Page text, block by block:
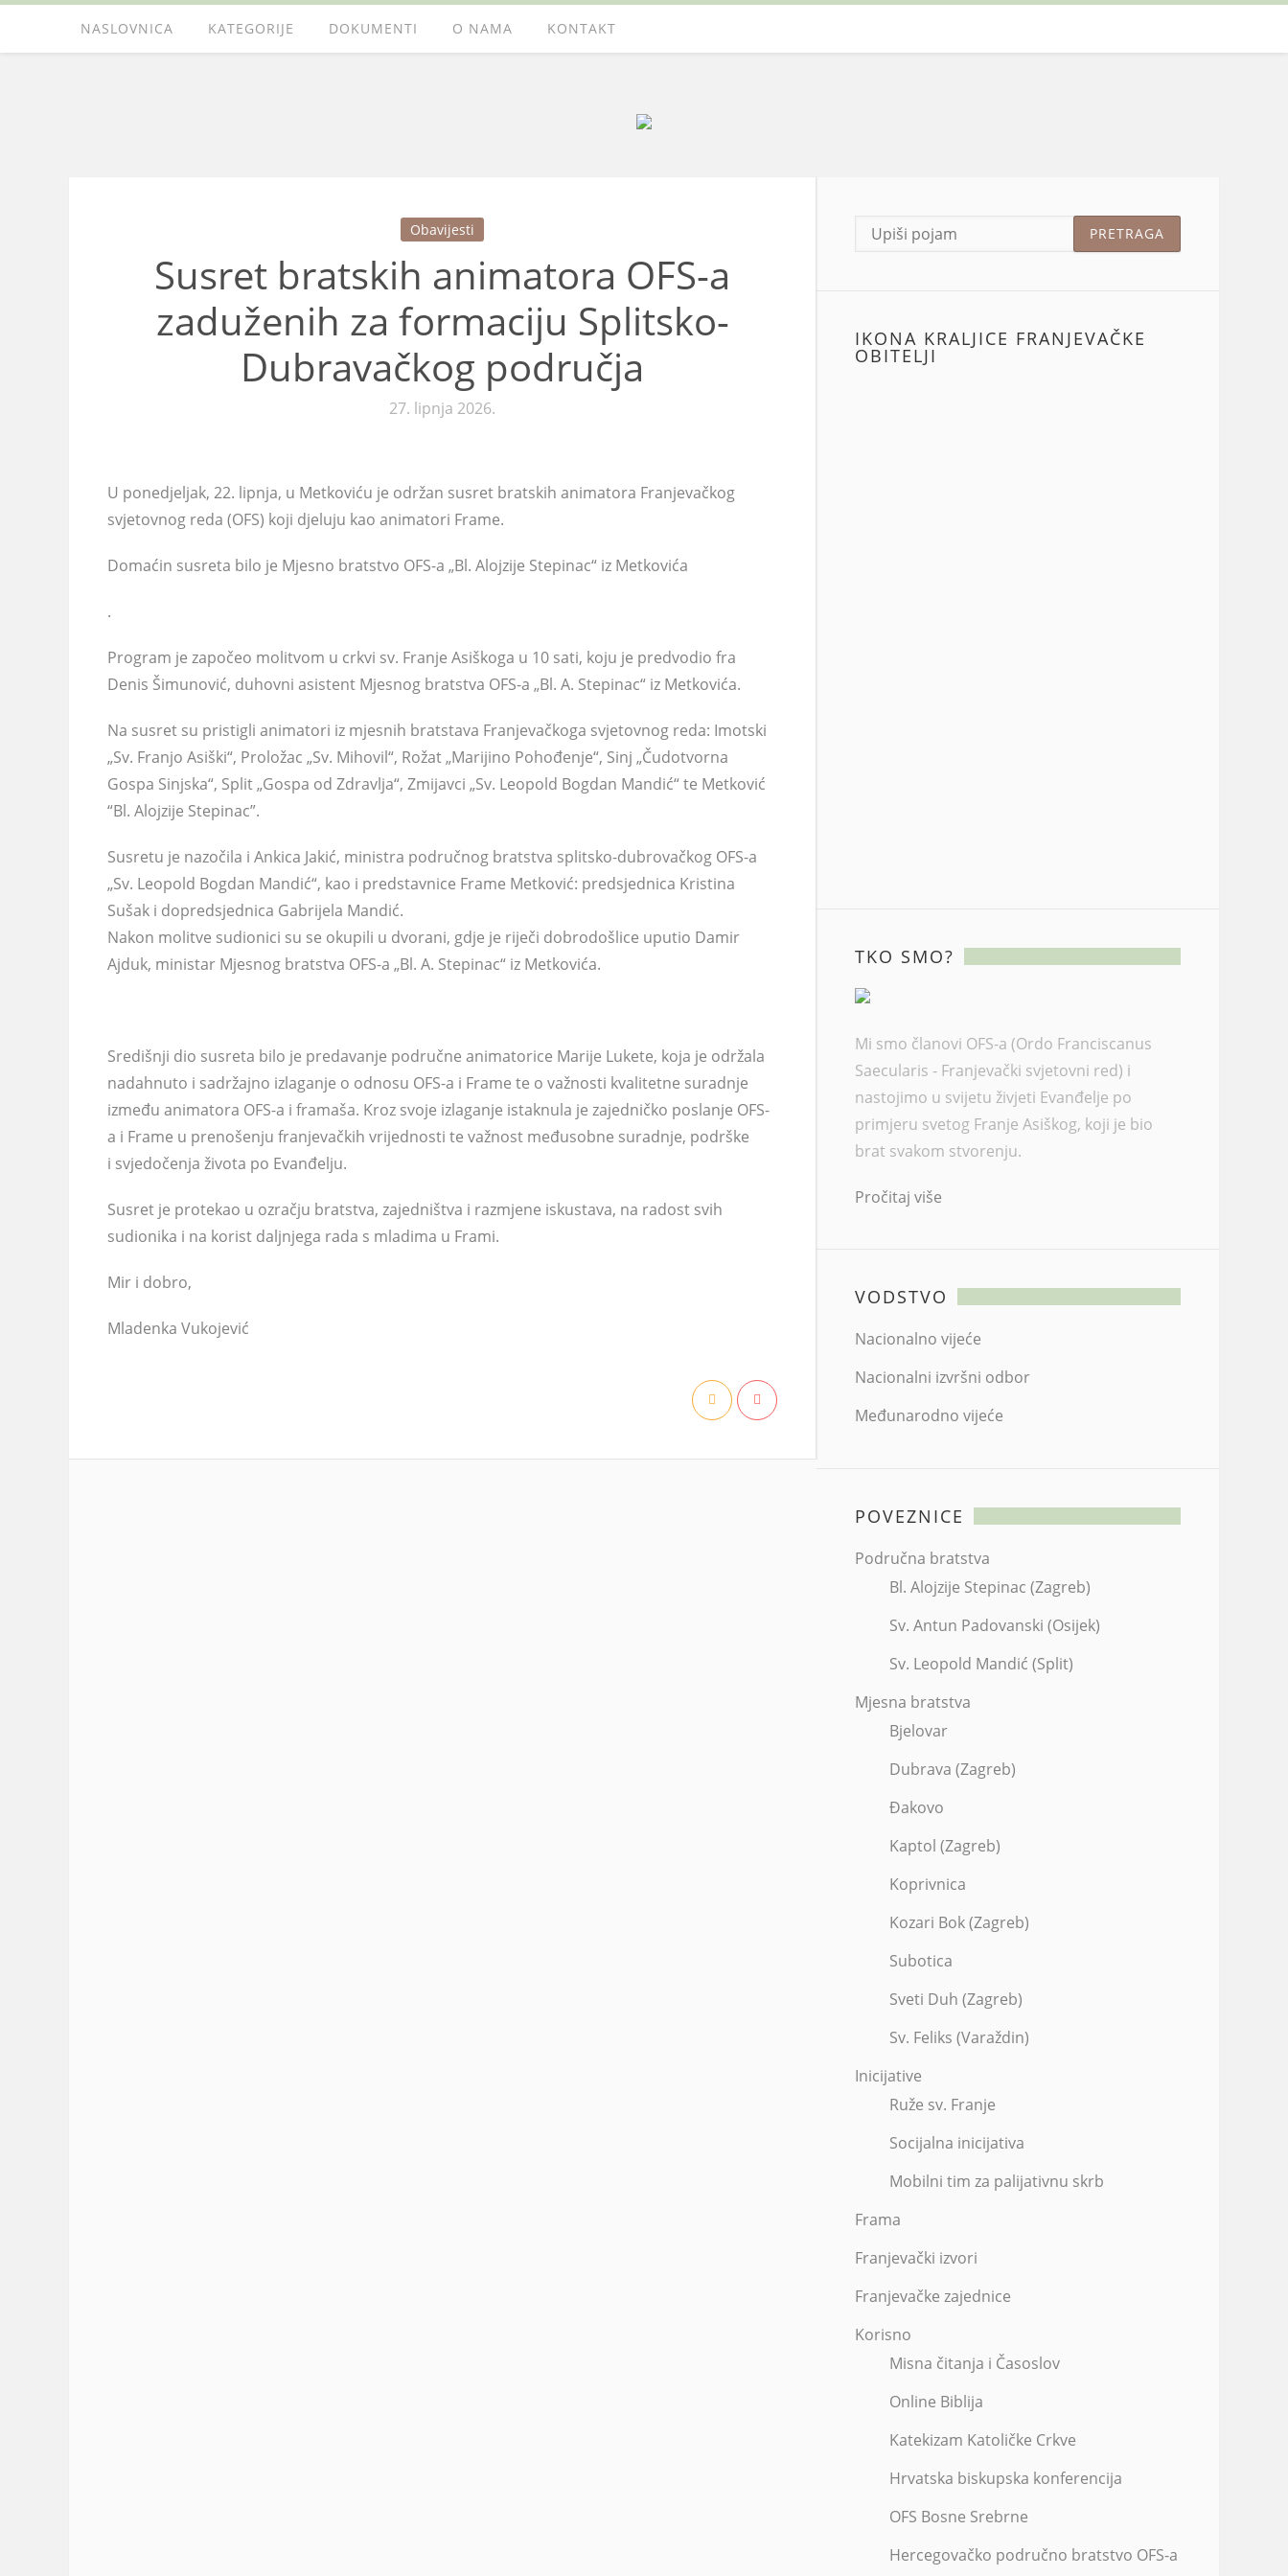
NASLOVNICA KATEGORIJE DOKUMENTI O NAMA KONTAKT
Obavijesti
Susret bratskih animatora OFS-a
zaduženih za formaciju Splitsko-
Dubravačkog područja
27. lipnja 2026.
U ponedjeljak, 22. lipnja, u Metkoviću je održan susret bratskih animatora Franjevačkog
svjetovnog reda (OFS) koji djeluju kao animatori Frame.
Domaćin susreta bilo je Mjesno bratstvo OFS-a „Bl. Alojzije Stepinac“ iz Metkovića
.
Program je započeo molitvom u crkvi sv. Franje Asiškoga u 10 sati, koju je predvodio fra
Denis Šimunović, duhovni asistent Mjesnog bratstva OFS-a „Bl. A. Stepinac“ iz Metkovića.
Na susret su pristigli animatori iz mjesnih bratstava Franjevačkoga svjetovnog reda: Imotski
„Sv. Franjo Asiški“, Proložac „Sv. Mihovil“, Rožat „Marijino Pohođenje“, Sinj „Čudotvorna
Gospa Sinjska“, Split „Gospa od Zdravlja“, Zmijavci „Sv. Leopold Bogdan Mandić“ te Metković
“Bl. Alojzije Stepinac”.
Susretu je nazočila i Ankica Jakić, ministra područnog bratstva splitsko-dubrovačkog OFS-a
„Sv. Leopold Bogdan Mandić“, kao i predstavnice Frame Metković: predsjednica Kristina
Sušak i dopredsjednica Gabrijela Mandić.
Nakon molitve sudionici su se okupili u dvorani, gdje je riječi dobrodošlice uputio Damir
Ajduk, ministar Mjesnog bratstva OFS-a „Bl. A. Stepinac“ iz Metkovića.
Središnji dio susreta bilo je predavanje područne animatorice Marije Lukete, koja je održala
nadahnuto i sadržajno izlaganje o odnosu OFS-a i Frame te o važnosti kvalitetne suradnje
između animatora OFS-a i framaša. Kroz svoje izlaganje istaknula je zajedničko poslanje OFS-
a i Frame u prenošenju franjevačkih vrijednosti te važnost međusobne suradnje, podrške
i svjedočenja života po Evanđelju.
Susret je protekao u ozračju bratstva, zajedništva i razmjene iskustava, na radost svih
sudionika i na korist daljnjega rada s mladima u Frami.
Mir i dobro,
Mladenka Vukojević
IKONA KRALJICE FRANJEVAČKE
OBITELJI
TKO SMO?
Mi smo članovi OFS-a (Ordo Franciscanus
Saecularis - Franjevački svjetovni red) i
nastojimo u svijetu živjeti Evanđelje po
primjeru svetog Franje Asiškog, koji je bio
brat svakom stvorenju.
Pročitaj više
VODSTVO
Nacionalno vijeće
Nacionalni izvršni odbor
Međunarodno vijeće
POVEZNICE
Područna bratstva
Bl. Alojzije Stepinac (Zagreb)
Sv. Antun Padovanski (Osijek)
Sv. Leopold Mandić (Split)
Mjesna bratstva
Bjelovar
Dubrava (Zagreb)
Đakovo
Kaptol (Zagreb)
Koprivnica
Kozari Bok (Zagreb)
Subotica
Sveti Duh (Zagreb)
Sv. Feliks (Varaždin)
Inicijative
Ruže sv. Franje
Socijalna inicijativa
Mobilni tim za palijativnu skrb
Frama
Franjevački izvori
Franjevačke zajednice
Korisno
Misna čitanja i Časoslov
Online Biblija
Katekizam Katoličke Crkve
Hrvatska biskupska konferencija
OFS Bosne Srebrne
Hercegovačko područno bratstvo OFS-a